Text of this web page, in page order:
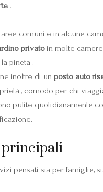
.
comuni e in alcune
privato in molte
pineta .
inoltre di un posto auto
, comodo per chi
pulite quotidianamente
principali
pensati sia per famiglie,